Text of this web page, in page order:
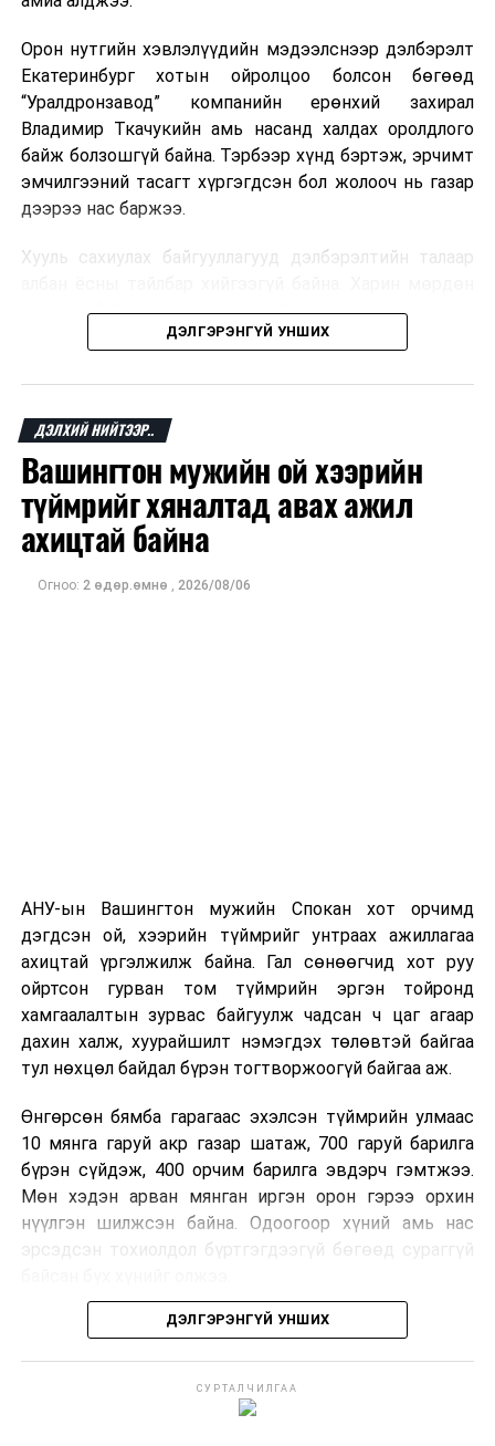
хувь Францын зах зээлээс бүрддэг бөгөөд тус улсын
Мароккогийн хөдөлмөр эрхлэлтийн сайд мэдэгджээ.
Орон нутгийн хэвлэлүүдийн мэдээлснээр дэлбэрэлт
Екатеринбург хотын ойролцоо болсон бөгөөд
“Уралдронзавод” компанийн ерөнхий захирал
Владимир Ткачукийн амь насанд халдах оролдлого
байж болзошгүй байна. Тэрбээр хүнд бэртэж, эрчимт
эмчилгээний тасагт хүргэгдсэн бол жолооч нь газар
дээрээ нас баржээ.
Хууль сахиулах байгууллагууд дэлбэрэлтийн талаар
шалгах байгууллага олон нийтэд аюултай аргаар
хүний амь насанд халдахыг завдсан гэх үндэслэлээр
мэдээлжээ.
“Уралдронзавод” компани 2023 онд Екатеринбург
хотод байгуулагдсан бөгөөд нисгэгчгүй нисэх
төхөөрөмж үйлдвэрлэдэг аж. Тус компанийн 2025
оны орлого 6.2 тэрбум рубль, цэвэр ашиг нь 1.9
тэрбум рубльд хүрсэн гэж РБК мэдээлсэн байна.
Одоогоор дэлбэрэлтийн шалтгаан, хэрэгт холбоотой
ДЭЛГЭРЭНГҮЙ УНШИХ
ДЭЛХИЙ НИЙТЭЭР..
Вашингтон мужийн ой хээрийн
түймрийг хяналтад авах ажил
ахицтай байна
Огноо: 2 өдөр.өмнө , 2026/08/06
АНУ-ын Вашингтон мужийн Спокан хот орчимд
дэгдсэн ой, хээрийн түймрийг унтраах ажиллагаа
ахицтай үргэлжилж байна. Гал сөнөөгчид хот руу
ойртсон гурван том түймрийн эргэн тойронд
хамгаалалтын зурвас байгуулж чадсан ч цаг агаар
дахин халж, хуурайшилт нэмэгдэх төлөвтэй байгаа
тул нөхцөл байдал бүрэн тогтворжоогүй байгаа аж.
Өнгөрсөн бямба гарагаас эхэлсэн түймрийн улмаас
10 мянга гаруй акр газар шатаж, 700 гаруй барилга
бүрэн сүйдэж, 400 орчим барилга эвдэрч гэмтжээ.
Мөн хэдэн арван мянган иргэн орон гэрээ орхин
нүүлгэн шилжсэн байна. Одоогоор хүний амь нас
эрсэдсэн тохиолдол бүртгэгдээгүй бөгөөд сураггүй
Албаныхны мэдээлснээр түймрийн нэг голомтыг
шатаасан гэх үндэслэлээр эрүүгийн хэрэг үүсгэн
ДЭЛГЭРЭНГҮЙ УНШИХ
СУРТАЛЧИЛГАА